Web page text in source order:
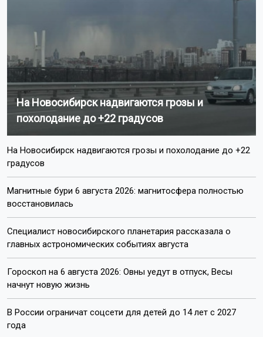
На Новосибирск надвигаются грозы и
похолодание до +22 градусов
На Новосибирск надвигаются грозы и похолодание до +22
градусов
Магнитные бури 6 августа 2026: магнитосфера полностью
восстановилась
Специалист новосибирского планетария рассказала о
главных астрономических событиях августа
Гороскоп на 6 августа 2026: Овны уедут в отпуск, Весы
начнут новую жизнь
В России ограничат соцсети для детей до 14 лет с 2027
года